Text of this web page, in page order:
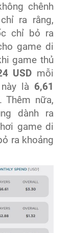
chênh
ra rằng,
chỉ bỏ ra
game di
game thủ
USD mỗi
là 6,61
. Thêm nữa,
dành ra
game di
ra khoảng